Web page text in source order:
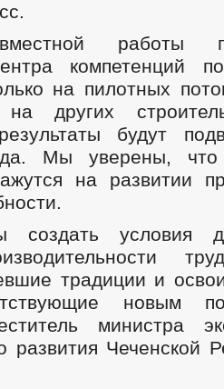
работы
компетенций
на пилотных
на других
будут
Мы уверены, что
на развитии
создать условия
традиции и
новым
министра
развития Чеченской